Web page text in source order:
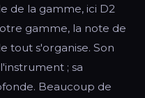
de la gamme, ici D2
gamme, la note de
tout s'organise. Son
; sa
Beaucoup de